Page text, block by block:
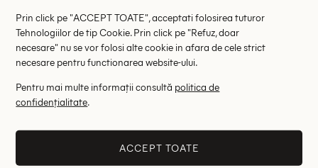
72.50 lei
RRP: 145.00 lei
Prin click pe "ACCEPT TOATE", acceptati folosirea tuturor
Tehnologiilor de tip Cookie. Prin click pe "Refuz, doar
necesare" nu se vor folosi alte cookie in afara de cele strict
necesare pentru functionarea website-ului.
Pentru mai multe informații consultă politica de
confidențialitate.
ACCEPT TOATE